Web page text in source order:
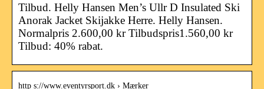
Tilbud. Helly Hansen Men’s Ullr D Insulated Ski
Anorak Jacket Skijakke Herre. Helly Hansen.
Normalpris 2.600,00 kr Tilbudspris1.560,00 kr
Tilbud: 40% rabat.
http s://www.eventyrsport.dk › Mærker